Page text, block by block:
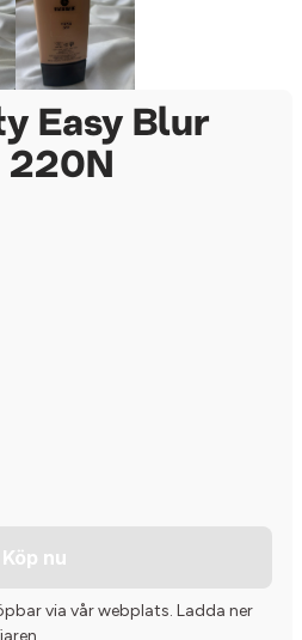
Easy Blur
220N
Köp nu
via vår webplats. Ladda ner